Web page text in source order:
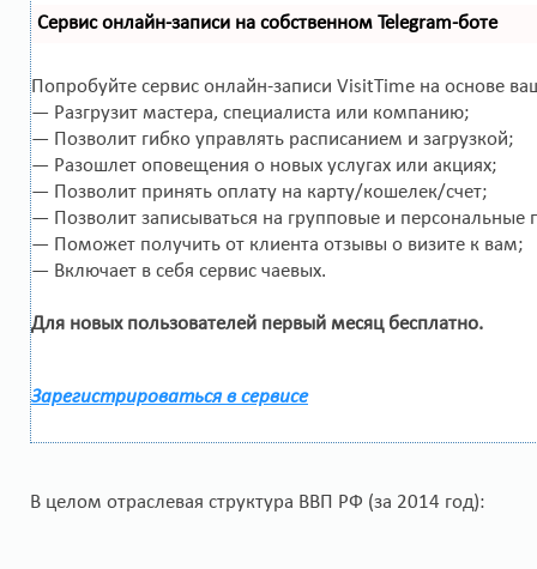
Сервис онлайн-записи на собственном Telegram-боте
Попробуйте сервис онлайн-записи VisitTime на основе
— Разгрузит мастера, специалиста или компанию;
— Позволит гибко управлять расписанием и загрузкой;
— Разошлет оповещения о новых услугах или акциях;
— Позволит принять оплату на карту/кошелек/счет;
— Позволит записываться на групповые и персональные
— Поможет получить от клиента отзывы о визите к вам;
— Включает в себя сервис чаевых.
Для новых пользователей первый месяц бесплатно.
Зарегистрироваться в сервисе
В целом отраслевая структура ВВП РФ (за 2014 год):